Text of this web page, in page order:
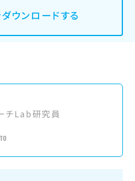
ウンロードする
チLab研究員